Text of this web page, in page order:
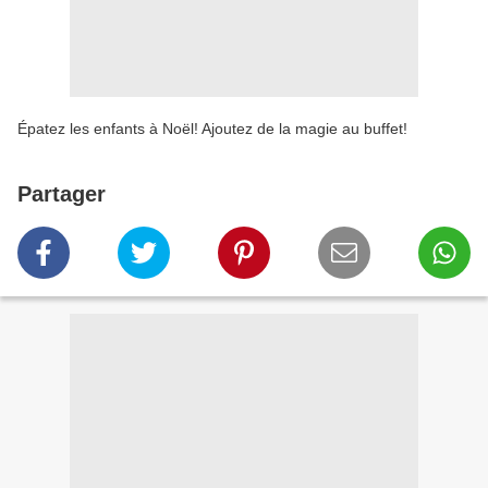
Épatez les enfants à Noël! Ajoutez de la magie au buffet!
Partager